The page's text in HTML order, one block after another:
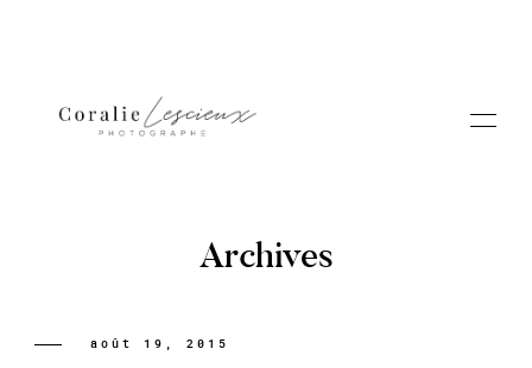
Portfolio
Archives
août 19, 2015